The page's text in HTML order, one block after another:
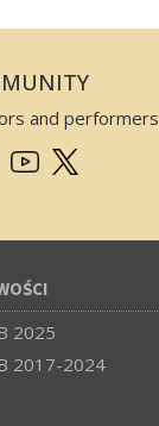
and performers
2025
2017-2024